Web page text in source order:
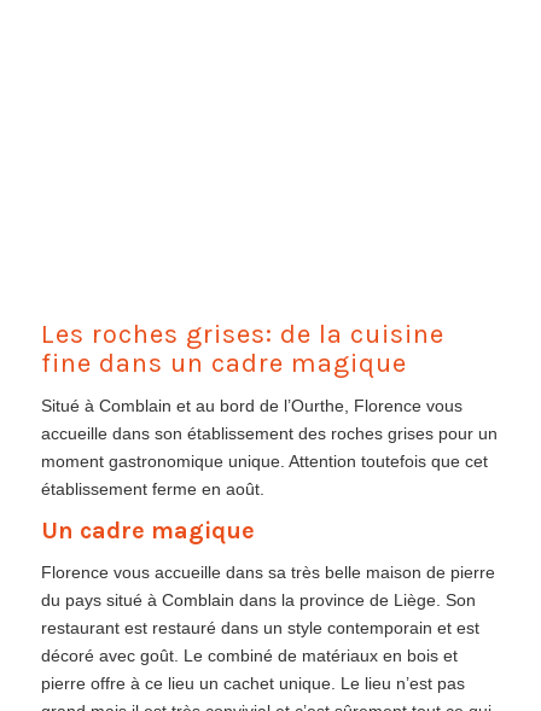
Les roches grises: de la cuisine
fine dans un cadre magique
Situé à Comblain et au bord de l’Ourthe, Florence vous
accueille dans son établissement des roches grises pour un
moment gastronomique unique. Attention toutefois que cet
établissement ferme en août.
Un cadre magique
Florence vous accueille dans sa très belle maison de pierre
du pays situé à Comblain dans la province de Liège. Son
restaurant est restauré dans un style contemporain et est
décoré avec goût. Le combiné de matériaux en bois et
pierre offre à ce lieu un cachet unique. Le lieu n’est pas